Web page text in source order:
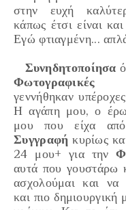
στην ευχή
κάπως έτσι είναι
Εγώ φτιαγμένη...
Συνηδητοποίησα
γεννήθηκαν υπέροχες
Ηαγάπη μου, ο
μου που είχα
Συγγραφή κυρίως
24 μου+ για την
αυτά που γουστάρω
ασχολούμαι και να
και πιο